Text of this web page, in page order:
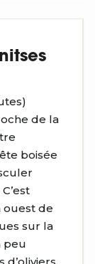
de la
boisée
ouest de
sur la
peu